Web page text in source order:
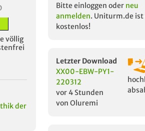
völlig
der
Bitte einloggen oder neu
anmelden. Uniturm.de ist
kostenlos!
Letzter Download
XX00-EBW-PY1-
220312
vor 4 Stunden
von Oluremi